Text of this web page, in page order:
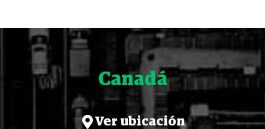
Canadá
Ver ubicación